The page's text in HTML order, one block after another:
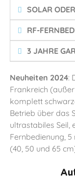
SOLAR
RF-
3 JAHRE
Neuheiten 2024:
Frankreich
komplett
Betrieb über das
ultrastabiles Seil,
Fernbedienung, 5
(40, 50 und 65